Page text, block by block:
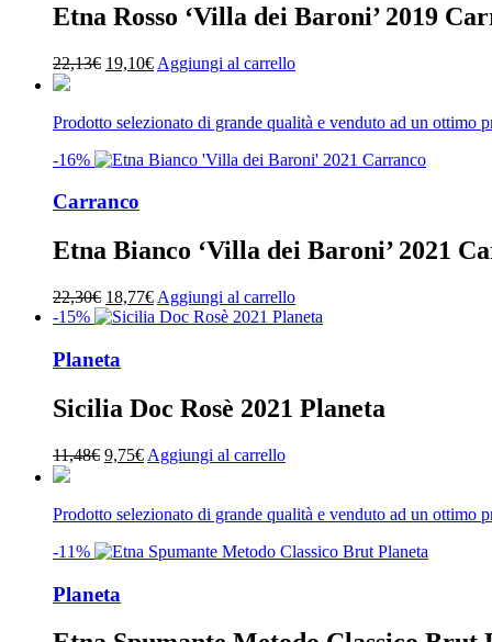
Etna Rosso ‘Villa dei Baroni’ 2019
22,13€ Il
era:
19,10€Il
è:
Aggiungi al carrello
Prodotto selezionato di grande qualità e venduto ad un ottimo
-16%
Carranco
Etna Bianco ‘Villa dei Baroni’ 2021
22,30€ Il
prezzo
era:
22,30€.
18,77€Il
prezzo
Aggiungi al carrello
-15%
Planeta
Sicilia Doc Rosè 2021 Planeta
11,48€ Il
era:
9,75€Il
è:
Aggiungi al carrello
Prodotto selezionato di grande qualità e venduto ad un ottimo
-11%
Planeta